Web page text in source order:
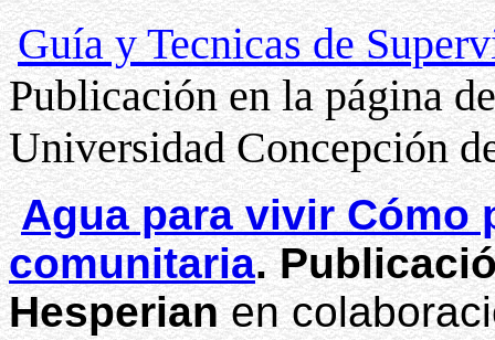
Guía y Tecnicas de
Publicación en la página
Universidad Concepción
Agua para vivir Cómo
comunitaria.
Hesperianen